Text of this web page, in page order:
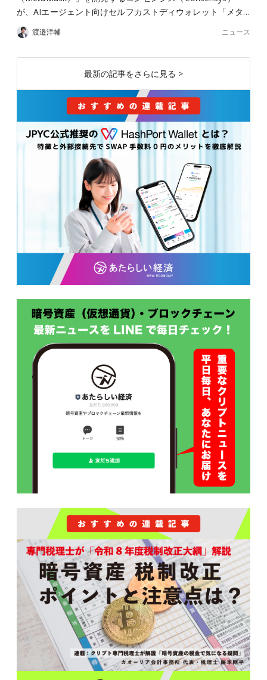
が、AIエージェント向けセルフカストディウォレット「メタ…
渡邉洋輔 ニュース
最新の記事をさらに見る >